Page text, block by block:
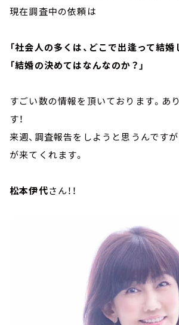
現在調査中の依頼は
「社会人の多くは、どこで出逢って結婚
「結婚の決めてはなんなのか？」
すごい数の情報を頂いております。あ
す！
来週、調査報告をしようと思うんです
が来てくれます。
松本伊代さん！！